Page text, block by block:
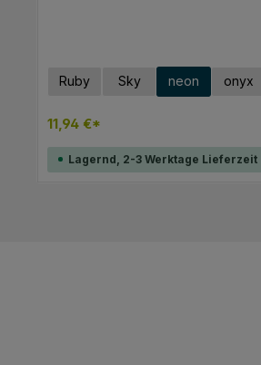
Farbe auswählen
Ruby Sky neon onyx
11,94 €*
Lagernd, 2-3 Werktage Lieferzeit